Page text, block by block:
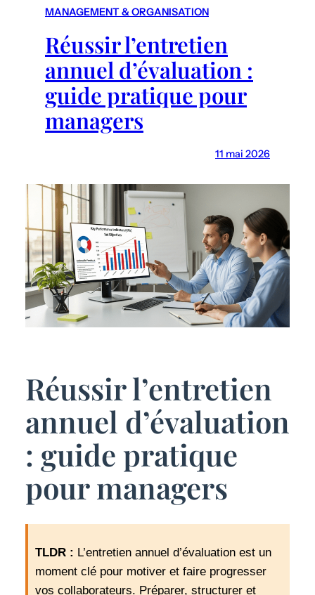
MANAGEMENT & ORGANISATION
Réussir l’entretien
annuel d’évaluation :
guide pratique pour
managers
11 mai 2026
Réussir l’entretien
annuel d’évaluation
: guide pratique
pour managers
TLDR : L’entretien annuel d’évaluation est un
moment clé pour motiver et faire progresser
vos collaborateurs. Préparer, structurer et